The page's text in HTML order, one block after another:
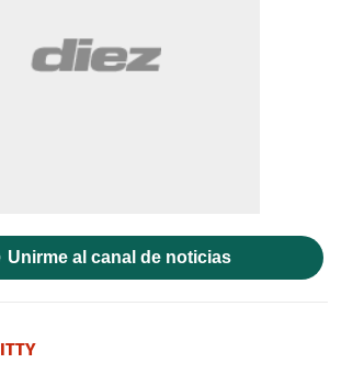
Unirme al canal de noticias